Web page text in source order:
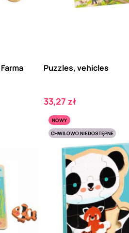
Puzzles, vehicles
Cena
33,27 zł
NOWY
CHWILOWO NIEDOSTĘPNE